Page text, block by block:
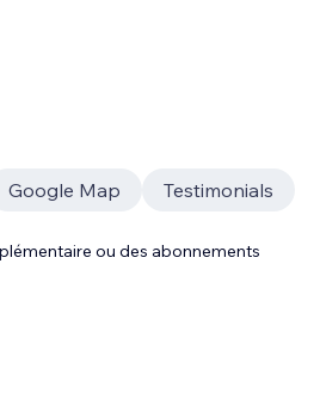
Google Map Testimonials
ou des abonnements